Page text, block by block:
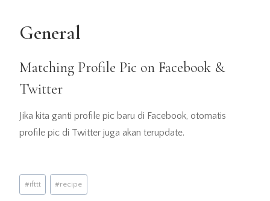
General
Matching Profile Pic on Facebook &
Twitter
Jika kita ganti profile pic baru di Facebook, otomatis
profile pic di Twitter juga akan terupdate.
Post
Tags:
#ifttt #recipe